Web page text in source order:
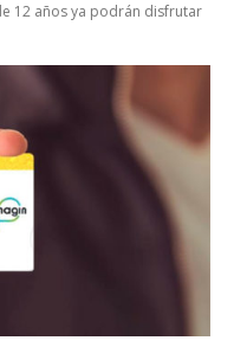
12 años ya podrán disfrutar